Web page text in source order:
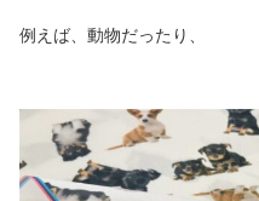
例えば、動物だったり、